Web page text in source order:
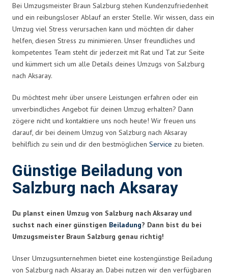
Bei Umzugsmeister Braun Salzburg stehen Kundenzufriedenheit
und ein reibungsloser Ablauf an erster Stelle. Wir wissen, dass ein
Umzug viel Stress verursachen kann und möchten dir daher
helfen, diesen Stress zu minimieren. Unser freundliches und
kompetentes Team steht dir jederzeit mit Rat und Tat zur Seite
und kümmert sich um alle Details deines Umzugs von Salzburg
nach Aksaray.
Du möchtest mehr über unsere Leistungen erfahren oder ein
unverbindliches Angebot für deinen Umzug erhalten? Dann
zögere nicht und kontaktiere uns noch heute! Wir freuen uns
darauf, dir bei deinem Umzug von Salzburg nach Aksaray
behilflich zu sein und dir den bestmöglichen Service zu bieten.
Günstige Beiladung von
Salzburg nach Aksaray
Du planst einen Umzug von Salzburg nach Aksaray und
suchst nach einer günstigen Beiladung? Dann bist du bei
Umzugsmeister Braun Salzburg genau richtig!
Unser Umzugsunternehmen bietet eine kostengünstige Beiladung
von Salzburg nach Aksaray an. Dabei nutzen wir den verfügbaren